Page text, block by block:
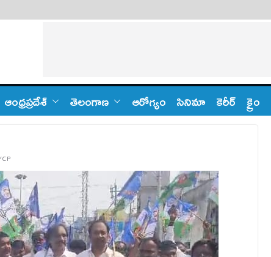
ఆంధ్ర‌ప్ర‌దేశ్ తెలంగాణ‌ ఆరోగ్యం సినిమా కెరీర్ క్రైం